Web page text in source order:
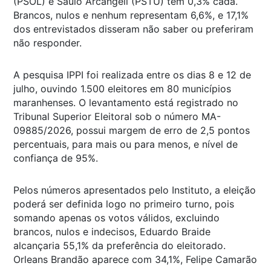
Brancos, nulos e nenhum representam 6,6%, e 17,1%
dos entrevistados disseram não saber ou preferiram
não responder.
A pesquisa IPPI foi realizada entre os dias 8 e 12 de
julho, ouvindo 1.500 eleitores em 80 municípios
maranhenses. O levantamento está registrado no
Tribunal Superior Eleitoral sob o número MA-
09885/2026, possui margem de erro de 2,5 pontos
percentuais, para mais ou para menos, e nível de
confiança de 95%.
Pelos números apresentados pelo Instituto, a eleição
poderá ser definida logo no primeiro turno, pois
somando apenas os votos válidos, excluindo
brancos, nulos e indecisos, Eduardo Braide
alcançaria 55,1% da preferência do eleitorado.
Orleans Brandão aparece com 34,1%, Felipe Camarão